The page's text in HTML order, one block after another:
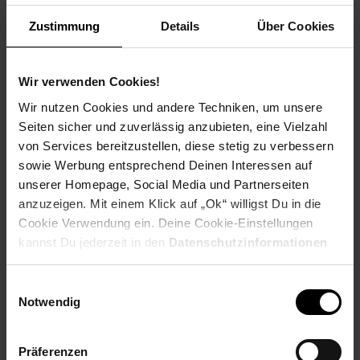
Zustimmung Details Über Cookies
Wir verwenden Cookies!
Wir nutzen Cookies und andere Techniken, um unsere
Seiten sicher und zuverlässig anzubieten, eine Vielzahl
von Services bereitzustellen, diese stetig zu verbessern
sowie Werbung entsprechend Deinen Interessen auf
unserer Homepage, Social Media und Partnerseiten
anzuzeigen. Mit einem Klick auf „Ok“ willigst Du in die
Cookie Verwendung ein. Deine Cookie-Einstellungen
kannst Du jederzeit in den Datenschutzinformationen
ändern bzw. widerrufen.
Notwendig
Präferenzen
Weitere Informationen
Beginn: August/September
Ausbildungsbeginn
Schulabschluss: gute mittlere Reife oder
Fachhochschulreife, Allgemeine
Hochschulreife
Bewerben per Formular